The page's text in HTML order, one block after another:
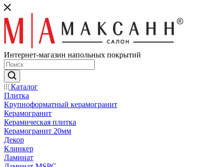
Интернет-магазин напольных покрытий
Каталог
Плитка
Крупноформатный керамогранит
Керамогранит
Керамическая плитка
Керамогранит 20мм
Декор
Клинкер
Ламинат